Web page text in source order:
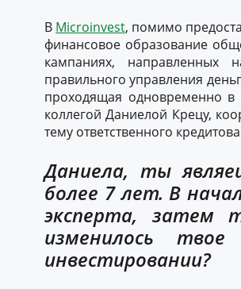
В Microinvest, помимо
финансовое образование
кампаниях, направленных
правильного управления
проходящая одновременно
коллегой Даниелой Крецу,
тему ответственного
Даниела, ты
более 7 лет. В
эксперта, затем
изменилось
инвестировании?